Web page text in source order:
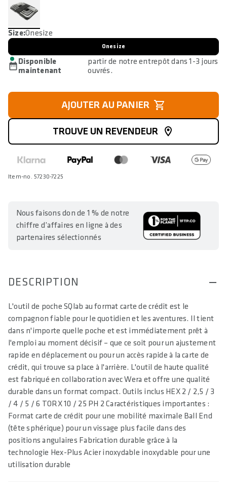
Disponible
maintenant
partir de notre entrepôt dans 1-3 jours
ouvrés.
Size:Onesize
Onesize
AJOUTER AU PANIER
TROUVE UN REVENDEUR
Item-no. 57230-7225
Nous faisons don de 1 % de notre
chiffre d’affaires en ligne à des
partenaires sélectionnés
DESCRIPTION
L'outil de poche SQlab au format carte de crédit est le
compagnon fiable pour le quotidien et les aventures. Il tient
dans n'importe quelle poche et est immédiatement prêt à
l'emploi au moment décisif – que ce soit pour un ajustement
rapide en déplacement ou pour un accès rapide à la carte de
crédit, qui trouve sa place à l'arrière. L'outil de haute qualité
est fabriqué en collaboration avec Wera et offre une qualité
durable dans un format compact. Outils inclus HEX 2 / 2,5 / 3
/ 4 / 5 / 6 TORX 10 / 25 PH 2 Caractéristiques importantes :
Format carte de crédit pour une mobilité maximale Ball End
(tête sphérique) pour un vissage plus facile dans des
positions angulaires Fabrication durable grâce à la
technologie Hex-Plus Acier inoxydable inoxydable pour une
utilisation durable